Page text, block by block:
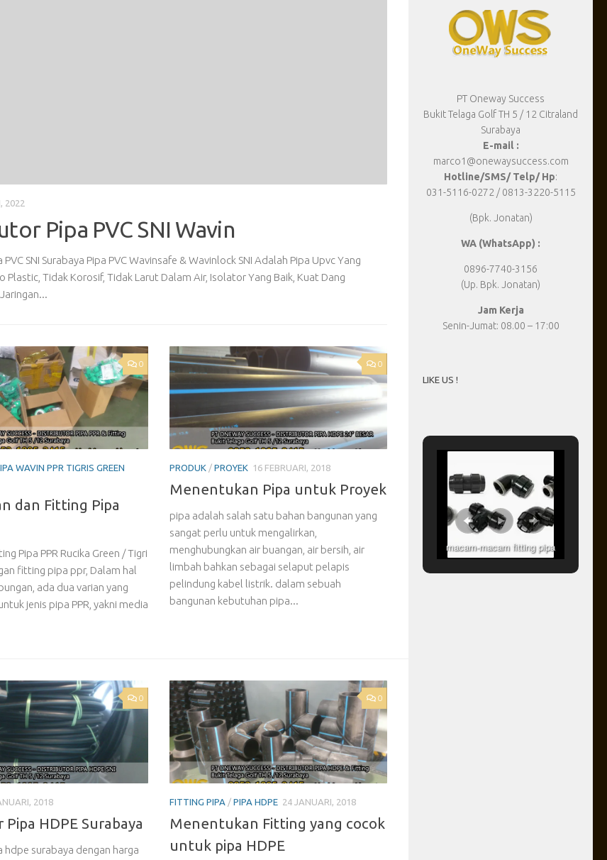
2018
resmi Pipa HDPE Rucika Black
Pipa HDPE Rucika Black kami adalah distributor Resmi pipa hdpe rucika black,
dulu adalah wavin black kini berubah menjadi rucika black, jangan salah membeli
Merk Pipa HDPE
yang kita kenal pipa HDPE adalah pipa yang
0
WAVIN PPR TIGRIS GREEN
dan Fitting Pipa
Pipa PPR Rucika Green / Tigri
fitting pipa ppr, Dalam hal
ada dua varian yang
jenis pipa PPR, yakni media
0
PRODUK / PROYEK 16 FEBRUARI, 2018
Menentukan Pipa untuk Proyek
pipa adalah salah satu bahan bangunan yang
sangat perlu untuk mengalirkan,
menghubungkan air buangan, air bersih, air
limbah bahkan sebagai selaput pelapis
pelindung kabel listrik. dalam sebuah
bangunan kebutuhan pipa...
0
2018
HDPE Surabaya
surabaya dengan harga
0
FITTING PIPA / PIPA HDPE 24 JANUARI, 2018
Menentukan Fitting yang cocok
untuk pipa HDPE
PT Oneway Success
Bukit Telaga Golf TH 5 / 12 Citraland
Surabaya
E-mail :
marco1@onewaysuccess.com
Hotline/SMS/ Telp/ Hp:
031-5116-0272 / 0813-3220-5115
(Bpk. Jonatan)
WA (WhatsApp) :
0896-7740-3156
(Up. Bpk. Jonatan)
Jam Kerja
Senin-Jumat: 08.00 – 17:00
LIKE US !
macam-macam fitting pipa